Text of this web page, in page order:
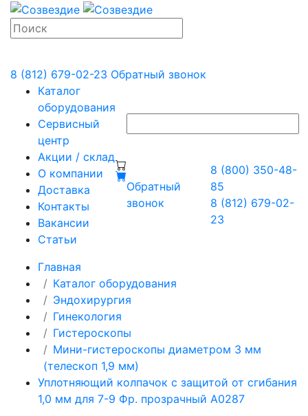
8 (812) 679-02-23 Обратный звонок
Каталог
оборудования
Сервисный
центр
Акции / склад
О компании
Доставка
Контакты
Вакансии
Статьи
Обратный
звонок
8 (800) 350-48-
85
8 (812) 679-02-
23
Главная
Каталог оборудования
Эндохирургия
Гинекология
Гистероскопы
Мини-гистероскопы диаметром 3 мм
(телескоп 1,9 мм)
Уплотняющий колпачок с защитой от сгибания
1,0 мм для 7-9 Фр. прозрачный A0287